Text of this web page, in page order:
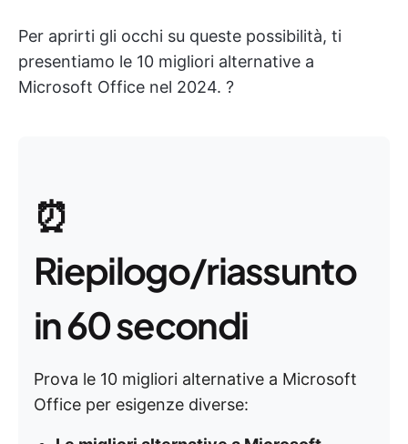
Per aprirti gli occhi su queste possibilità, ti
presentiamo le 10 migliori alternative a
Microsoft Office nel 2024. ?
⏰
Riepilogo/riassunto
in 60 secondi
Prova le 10 migliori alternative a Microsoft
Office per esigenze diverse: